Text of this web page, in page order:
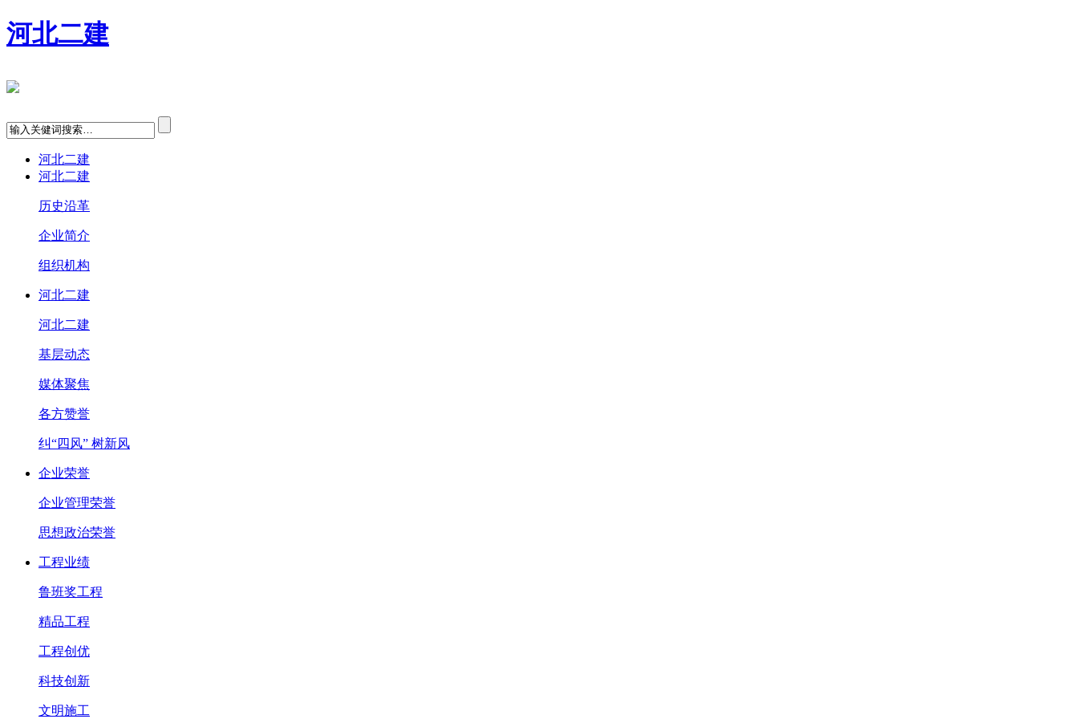
河北二建
河北二建
河北二建
历史沿革
企业简介
组织机构
河北二建
河北二建
基层动态
媒体聚焦
各方赞誉
纠“四风” 树新风
企业荣誉
企业管理荣誉
思想政治荣誉
工程业绩
鲁班奖工程
精品工程
工程创优
科技创新
文明施工